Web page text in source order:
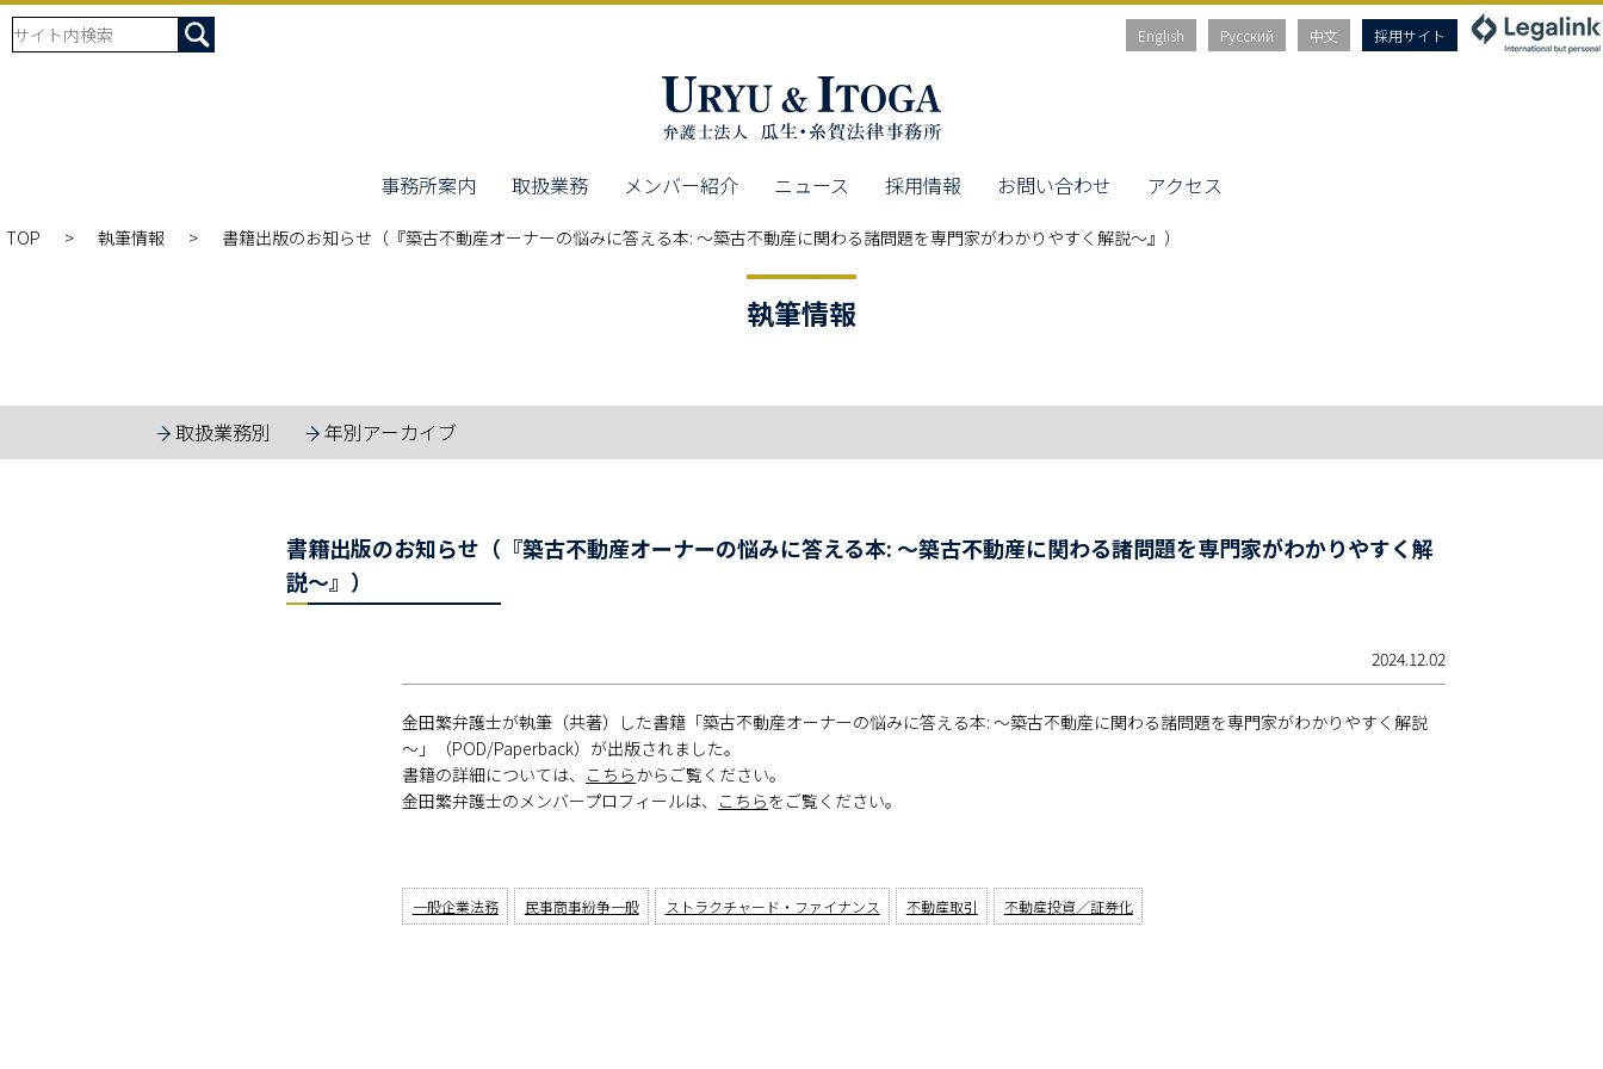
English Русский 中文 採用サイト
事務所案内 取扱業務 メンバー紹介 ニュース 採用情報 お問い合わせ アクセス
TOP 執筆情報 書籍出版のお知らせ（『築古不動産オーナーの悩みに答える本: ～築古不動産に関わる諸問題を専門家がわかりやすく解説～』）
執筆情報
取扱業務別 年別アーカイブ
書籍出版のお知らせ（『築古不動産オーナーの悩みに答える本: ～築古不動産に関わる諸問題を専門家がわかりやすく解
説～』）
2024.12.02
金田繁弁護士が執筆（共著）した書籍「築古不動産オーナーの悩みに答える本: ～築古不動産に関わる諸問題を専門家がわかりやすく解説
～」（POD/Paperback）が出版されました。
書籍の詳細については、 こちらからご覧ください。
金田繁弁護士のメンバープロフィールは、 こちらをご覧ください。
一般企業法務 民事商事紛争一般 ストラクチャード・ファイナンス 不動産取引 不動産投資／証券化